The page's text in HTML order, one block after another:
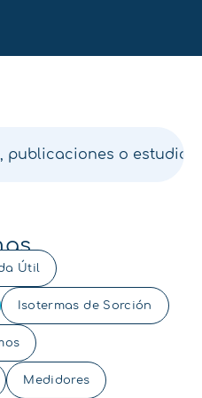
Útil
Isotermas de Sorción
Medidores